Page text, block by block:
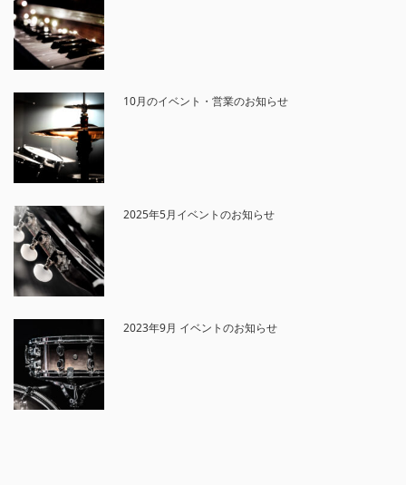
10月のイベント・営業のお知らせ
2025年5月イベントのお知らせ
2023年9月 イベントのお知らせ